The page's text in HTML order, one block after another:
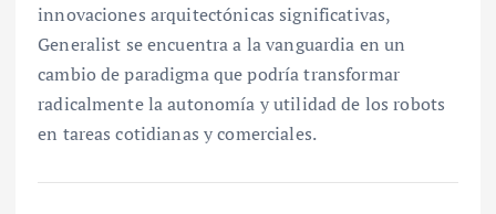
innovaciones arquitectónicas significativas,
Generalist se encuentra a la vanguardia en un
cambio de paradigma que podría transformar
radicalmente la autonomía y utilidad de los robots
en tareas cotidianas y comerciales.